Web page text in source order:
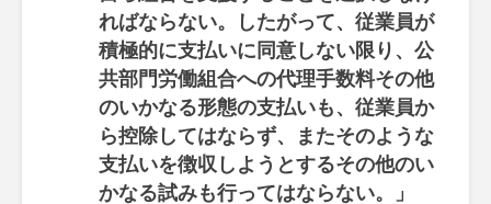
ればならない。したがって、従業員が
積極的に支払いに同意しない限り、公
共部門労働組合への代理手数料その他
のいかなる形態の支払いも、従業員か
ら控除してはならず、またそのような
支払いを徴収しようとするその他のい
かなる試みも行ってはならない。」